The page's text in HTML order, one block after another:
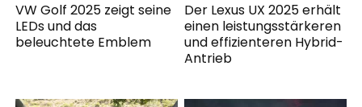
VW Golf 2025 zeigt seine
LEDs und das
beleuchtete Emblem
Der Lexus UX 2025 erhält
einen leistungsstärkeren
und effizienteren Hybrid-
Antrieb